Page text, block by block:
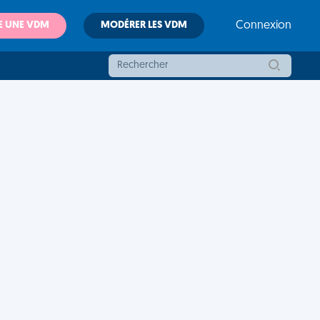
UNE VDM MODÉRER LES VDM Connexion